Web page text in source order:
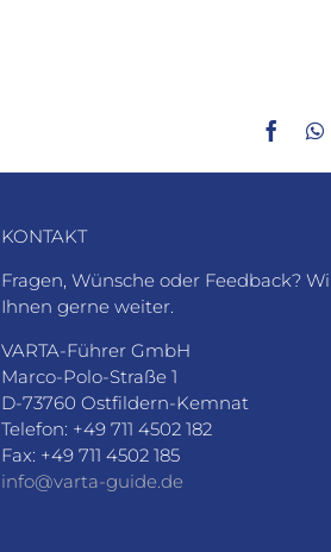
KONTAKT
Fragen, Wünsche oder Feedback?
Ihnen gerne weiter.
VARTA-Führer GmbH
Marco-Polo-Straße 1
D-73760 Ostfildern-Kemnat
Telefon: +49 711 4502 182
Fax: +49 711 4502 185
info@varta-guide.de